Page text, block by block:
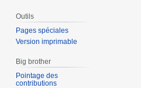
Outils
Pages spéciales
Version imprimable
Big brother
Pointage des
contributions